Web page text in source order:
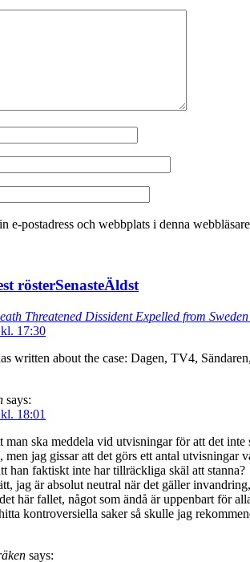
e-postadress och webbplats i denna
rösterSenasteÄldst
Threatened Dissident Expelled from
17:30
written about the case: Dagen, TV4,
says:
18:01
ska meddela vid utvisningar för att det inte
men jag gissar att det görs ett antal utvisningar
han faktiskt inte har tillräckliga skäl att stanna?
jag är absolut neutral när det gäller
här fallet, något som ändå är uppenbart för
kontroversiella saker så skulle jag
says: